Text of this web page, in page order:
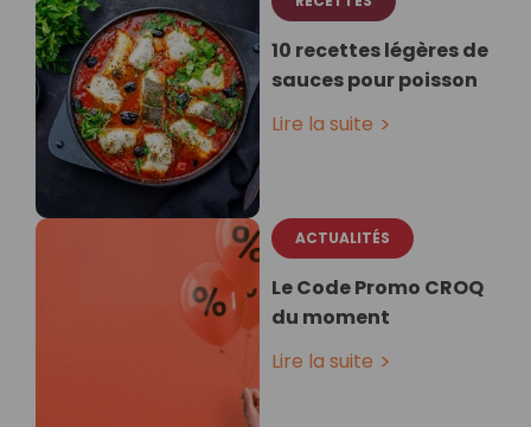
10 recettes légères de
sauces pour poisson
Lire la suite
ACTUALITÉS
Le Code Promo CROQ
du moment
Lire la suite